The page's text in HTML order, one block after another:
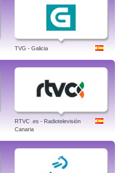
TVG - Galicia
RTVC .es - Radiotelevisión
Canaria